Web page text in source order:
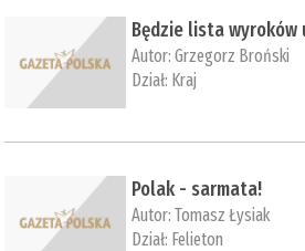
Będzie lista wyroków
Autor:Grzegorz Broński
Dział: Kraj
Polak - sarmata!
Autor:Tomasz Łysiak
Dział: Felieton